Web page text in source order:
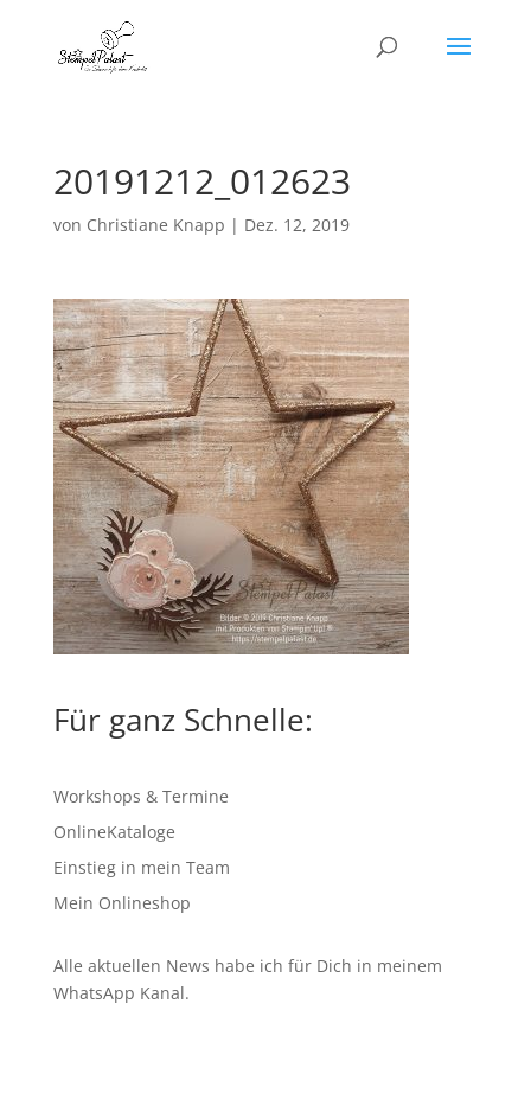
20191212_012623
von Christiane Knapp | Dez. 12, 2019
Für ganz Schnelle:
Workshops & Termine
OnlineKataloge
Einstieg in mein Team
Mein Onlineshop
Alle aktuellen News habe ich für Dich in meinem
WhatsApp Kanal.